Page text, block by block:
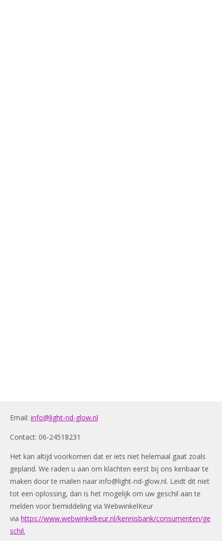
Email: info@light-nd-glow.nl
Contact: 06-24518231
Het kan altijd voorkomen dat er iets niet helemaal gaat zoals
gepland. We raden u aan om klachten eerst bij ons kenbaar te
maken door te mailen naar info@light-nd-glow.nl. Leidt dit niet
tot een oplossing, dan is het mogelijk om uw geschil aan te
melden voor bemiddeling via WebwinkelKeur
via https://www.webwinkelkeur.nl/kennisbank/consumenten/ge
schil.